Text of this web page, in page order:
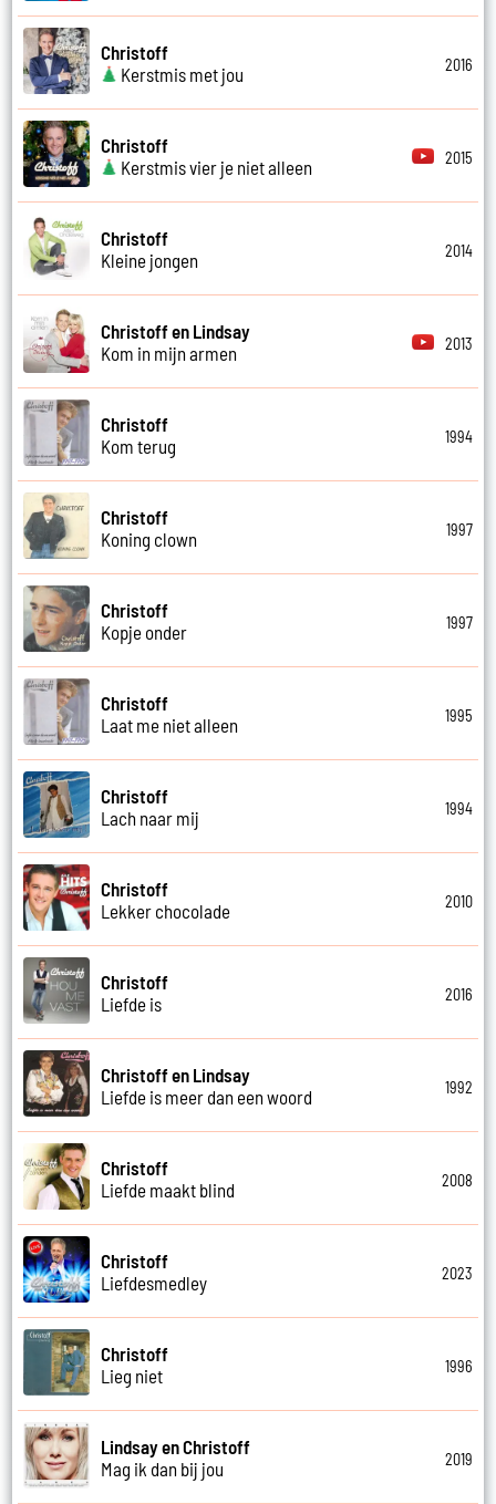
Christoff
Kerstmis met jou
2016
Christoff
Kerstmis vier je niet alleen
2015
Christoff
Kleine jongen
2014
Christoff en Lindsay
Kom in mijn armen
2013
Christoff
Kom terug
1994
Christoff
Koning clown
1997
Christoff
Kopje onder
1997
Christoff
Laat me niet alleen
1995
Christoff
Lach naar mij
1994
Christoff
Lekker chocolade
2010
Christoff
Liefde is
2016
Christoff en Lindsay
Liefde is meer dan een woord
1992
Christoff
Liefde maakt blind
2008
Christoff
Liefdesmedley
2023
Christoff
Lieg niet
1996
Lindsay en Christoff
Mag ik dan bij jou
2019